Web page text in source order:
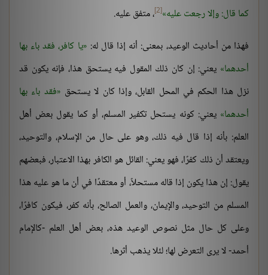
كما قال: وإلا رجعت عليه [2] ، متفق عليه.
فهذا من أحاديث الوعيد، بمعنى: أنه إذا قال له: يا كافر، فقد باء بها
أحدهما يعني: إن كان ذلك المقول فيه يستحق هذا، فإنه يكون قد
نزل هذا الحكم في المحل القابل، وإذا كان لا يستحق فقد باء بها
أحدهما يعني: كونه يستحل تكفير المسلم، أو كما يقول بعض أهل
العلم: بأنه إذا قال فيه ذلك، وهو على حال من الإسلام، والتوحيد،
ويعتقد أن ذلك كفرًا، فهو يعني: القائل هو الكافر بهذا الاعتبار، فبعضهم
يقول: إن هذا يكون إذا قاله مستحلاً، أو معتقدًا في أن ما هو عليه هذا
المسلم من التوحيد، والإيمان، والعمل الصالح، بأنه كفر، فيكون كافرًا،
وعلى كل حال مثل نصوص الوعيد هذه، بعض أهل العلم -كالإمام
أحمد- لا يرى التعرض لها؛ لئلا يذهب أثرها.